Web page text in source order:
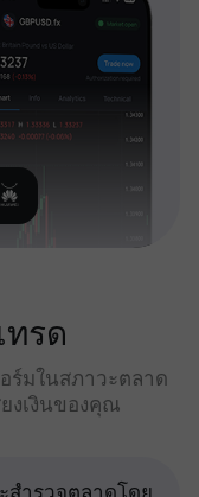
ทรด
ร์มในสภาวะตลาด
งเงินของคุณ